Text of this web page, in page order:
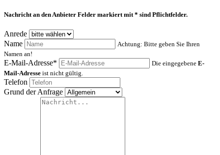
Nachricht an den Anbieter Felder markiert mit * sind Pflichtfelder.
Anrede
Name
Achtung: Bitte geben Sie Ihren
Namen an!
E-Mail-Adresse* Die eingegebene E-
Mail-Adresse ist nicht gültig.
Telefon
Grund der Anfrage